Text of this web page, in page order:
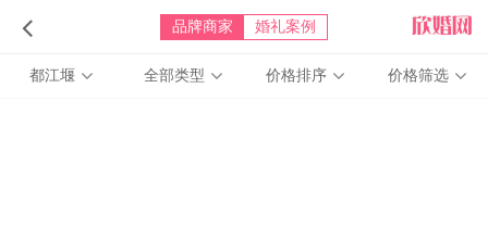
品牌商家 婚礼案例
都江堰 全部类型 价格排序 价格筛选